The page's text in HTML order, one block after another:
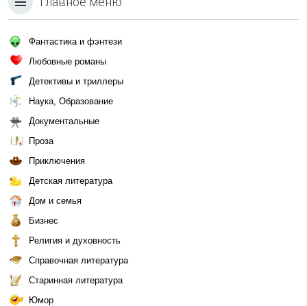
Фантастика и фэнтези
Любовные романы
Детективы и триллеры
Наука, Образование
Документальные
Проза
Приключения
Детская литература
Дом и семья
Бизнес
Религия и духовность
Справочная литература
Старинная литература
Юмор